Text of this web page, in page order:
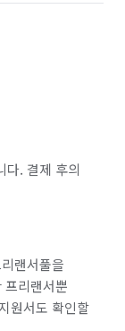
다. 결제 후의
랜서풀을
프리랜서뿐
원서도 확인할